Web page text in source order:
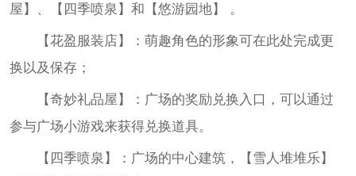
屋】、【四季喷泉】和【悠游园地】 。
【花盈服装店】：萌趣角色的形象可在此处完成更
换以及保存；
【奇妙礼品屋】：广场的奖励兑换入口，可以通过
参与广场小游戏来获得兑换道具。
【四季喷泉】：广场的中心建筑，【雪人堆堆乐】